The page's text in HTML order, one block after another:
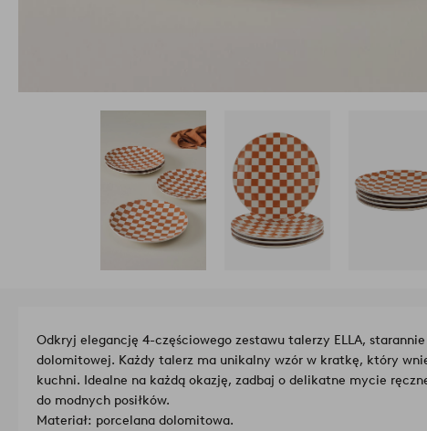
Odkryj elegancję 4-częściowego zestawu talerzy ELLA,
dolomitowej. Każdy talerz ma unikalny wzór w kratkę, który
kuchni. Idealne na każdą okazję, zadbaj o delikatne mycie
do modnych posiłków.
Materiał: porcelana dolomitowa.